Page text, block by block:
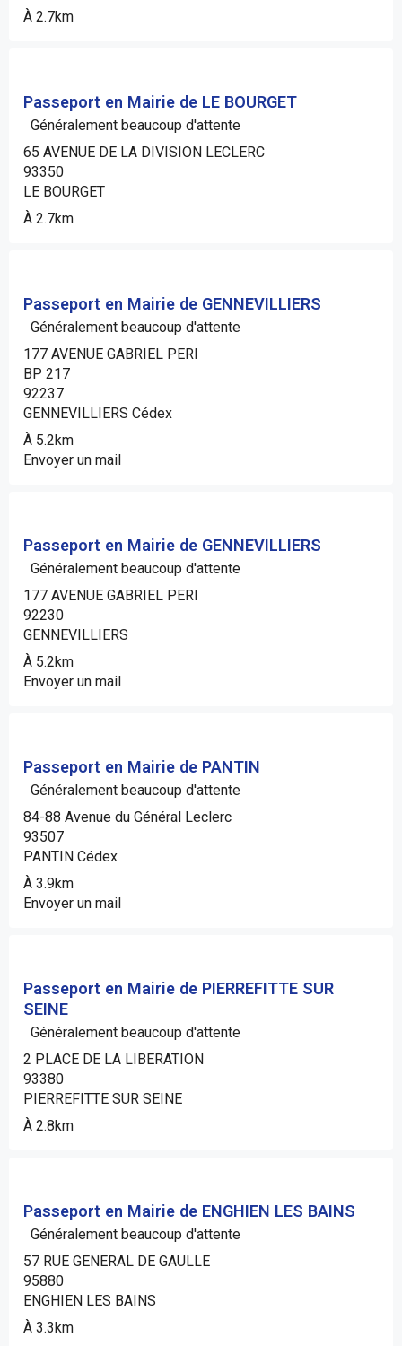
À 2.7km
Passeport en Mairie de LE BOURGET
Généralement beaucoup d'attente
65 AVENUE DE LA DIVISION LECLERC
93350
LE BOURGET
À 2.7km
Passeport en Mairie de GENNEVILLIERS
Généralement beaucoup d'attente
177 AVENUE GABRIEL PERI
BP 217
92237
GENNEVILLIERS Cédex
À 5.2km
Envoyer un mail
Passeport en Mairie de GENNEVILLIERS
Généralement beaucoup d'attente
177 AVENUE GABRIEL PERI
92230
GENNEVILLIERS
À 5.2km
Envoyer un mail
Passeport en Mairie de PANTIN
Généralement beaucoup d'attente
84-88 Avenue du Général Leclerc
93507
PANTIN Cédex
À 3.9km
Envoyer un mail
Passeport en Mairie de PIERREFITTE SUR
SEINE
Généralement beaucoup d'attente
2 PLACE DE LA LIBERATION
93380
PIERREFITTE SUR SEINE
À 2.8km
Passeport en Mairie de ENGHIEN LES BAINS
Généralement beaucoup d'attente
57 RUE GENERAL DE GAULLE
95880
ENGHIEN LES BAINS
À 3.3km